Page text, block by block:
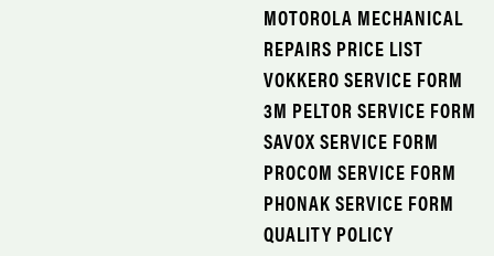
MOTOROLA MECHANICAL
REPAIRS PRICE LIST
VOKKERO SERVICE FORM
3M PELTOR SERVICE FORM
SAVOX SERVICE FORM
PROCOM SERVICE FORM
PHONAK SERVICE FORM
QUALITY POLICY